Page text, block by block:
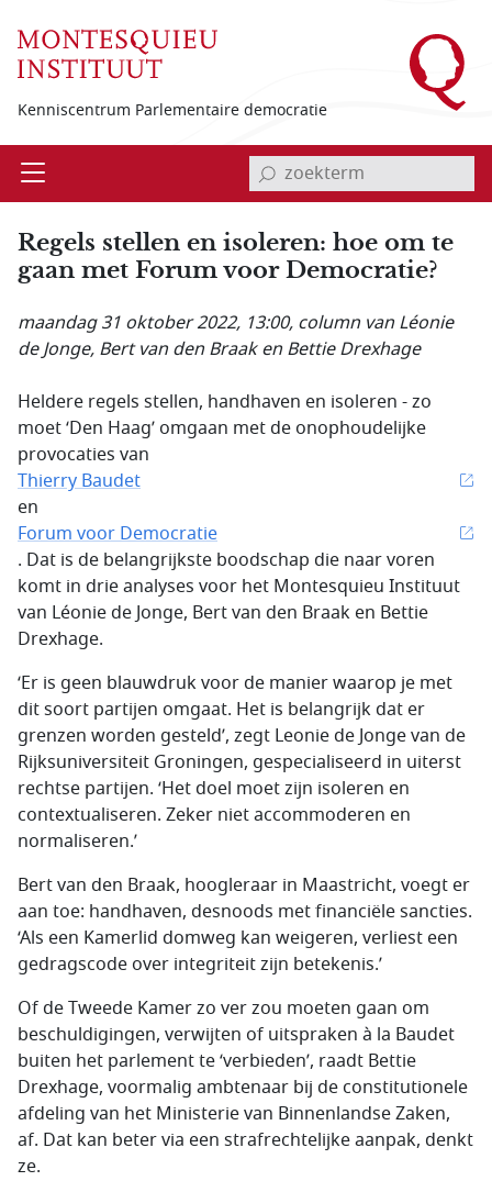
Kenniscentrum Parlementaire democratie
Open invoerveld zoekterm
Regels stellen en isoleren: hoe om te
gaan met Forum voor Democratie?
maandag 31 oktober 2022, 13:00, column van Léonie
de Jonge, Bert van den Braak en Bettie Drexhage
Heldere regels stellen, handhaven en isoleren - zo
moet ‘Den Haag’ omgaan met de onophoudelijke
provocaties van
Thierry Baudet
en
Forum voor Democratie
. Dat is de belangrijkste boodschap die naar voren
komt in drie analyses voor het Montesquieu Instituut
van Léonie de Jonge, Bert van den Braak en Bettie
Drexhage.
‘Er is geen blauwdruk voor de manier waarop je met
dit soort partijen omgaat. Het is belangrijk dat er
grenzen worden gesteld’, zegt Leonie de Jonge van de
Rijksuniversiteit Groningen, gespecialiseerd in uiterst
rechtse partijen. ‘Het doel moet zijn isoleren en
contextualiseren. Zeker niet accommoderen en
normaliseren.’
Bert van den Braak, hoogleraar in Maastricht, voegt er
aan toe: handhaven, desnoods met financiële sancties.
‘Als een Kamerlid domweg kan weigeren, verliest een
gedragscode over integriteit zijn betekenis.’
Of de Tweede Kamer zo ver zou moeten gaan om
beschuldigingen, verwijten of uitspraken à la Baudet
buiten het parlement te ‘verbieden’, raadt Bettie
Drexhage, voormalig ambtenaar bij de constitutionele
afdeling van het Ministerie van Binnenlandse Zaken,
af. Dat kan beter via een strafrechtelijke aanpak, denkt
ze.